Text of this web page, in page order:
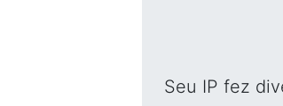
Seu IP fez